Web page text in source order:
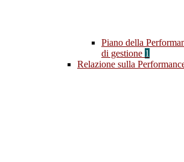
Piano della
di gestione 1
Relazione sulla